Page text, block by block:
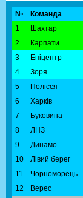
№ Команда
1
Шахтар
2
Карпати
3
Епіцентр
4
Зоря
5
Полісся
6
Харків
7
Буковина
8
ЛНЗ
9
Динамо
10
Лівий берег
11
Чорноморець
12
Верес